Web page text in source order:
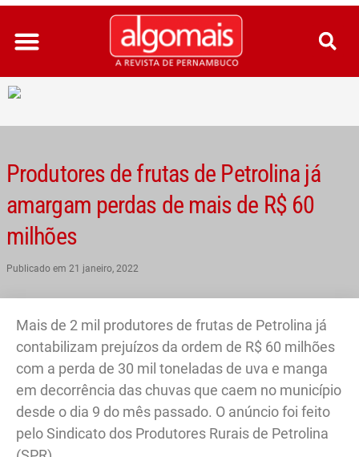
Ir
para
conteúdo
Produtores de frutas de Petrolina já
amargam perdas de mais de R$ 60
milhões
Publicado em 21 janeiro, 2022
Mais de 2 mil produtores de frutas de Petrolina já
contabilizam prejuízos da ordem de R$ 60 milhões
com a perda de 30 mil toneladas de uva e manga
em decorrência das chuvas que caem no município
desde o dia 9 do mês passado. O anúncio foi feito
pelo Sindicato dos Produtores Rurais de Petrolina